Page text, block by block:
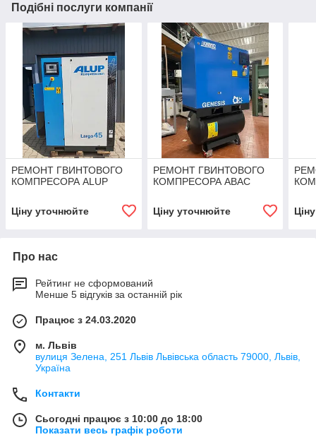
Подібні послуги компанії
РЕМОНТ ГВИНТОВОГО
КОМПРЕСОРА ALUP
Ціну уточнюйте
РЕМОНТ ГВИНТОВОГО
КОМПРЕСОРА ABAC
Ціну уточнюйте
Про нас
Рейтинг не сформований
Менше 5 відгуків за останній рік
Працює з 24.03.2020
м. Львів
вулиця Зелена, 251 Львів Львівська область 79000, Львів,
Україна
Контакти
Сьогодні працює з 10:00 до 18:00
Показати весь графік роботи